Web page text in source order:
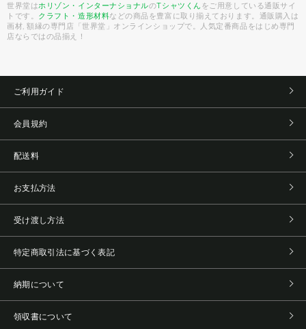
世界堂はホリゾン・インターナショナルのTシャツくん をご用意している通販サイ
トです。 クラフト・造形材料などの商品を豊富に取り揃えております。通販購入は
画材, 額縁の専門店「世界堂」オンラインショップで。人気定番商品をはじめ専門
店ならではの品揃え！
ご利用ガイド
会員規約
配送料
お支払方法
受け渡し方法
特定商取引法に基づく表記
納期について
領収書について